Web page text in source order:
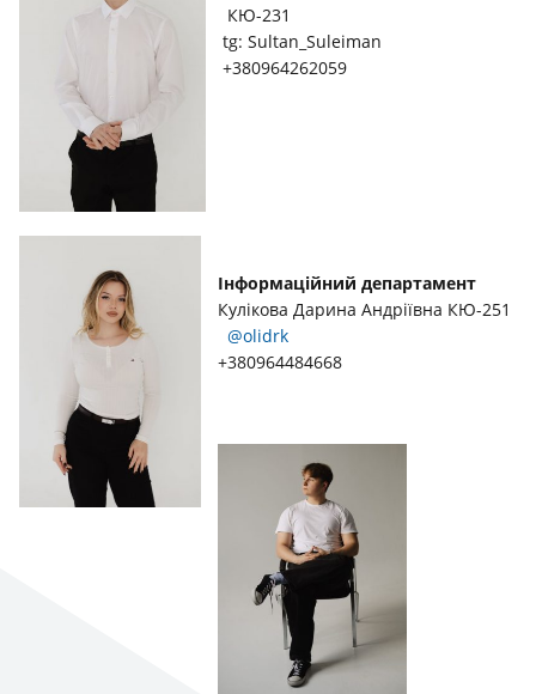
КЮ-231
tg: Sultan_Suleiman
+380964262059
Інформаційний департамент
Кулікова Дарина Андріївна КЮ-251
@olidrk
+380964484668